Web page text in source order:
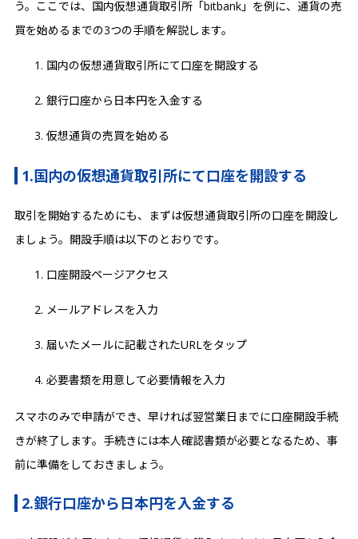
う。ここでは、国内仮想通貨取引所「bitbank」を例に、通貨の売
買を始めるまでの3つの手順を解説します。
国内の仮想通貨取引所にて口座を開設する
銀行口座から日本円を入金する
仮想通貨の売買を始める
1.国内の仮想通貨取引所にて口座を開設する
取引を開始するためにも、まずは仮想通貨取引所の口座を開設し
ましょう。開設手順は以下のとおりです。
口座開設ページアクセス
メールアドレスを入力
届いたメールに記載されたURLをタップ
必要書類を用意して必要情報を入力
スマホのみで申請ができ、早ければ翌営業日までに口座開設手続
きが終了します。手続きには本人確認書類が必要となるため、事
前に準備をしておきましょう。
2.銀行口座から日本円を入金する